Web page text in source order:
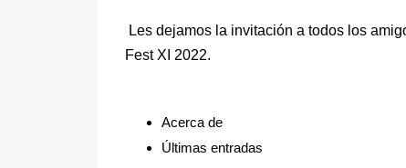
Les dejamos la invitación a todos los
Fest XI 2022.
Acerca de
Últimas entradas